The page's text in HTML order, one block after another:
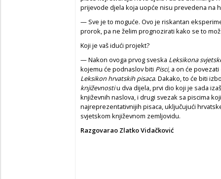
prijevode djela koja uopće nisu prevedena na
— Sve je to moguće. Ovo je riskantan
prorok, pa ne želim prognozirati kako se to
Koji je vaš idući projekt?
— Nakon ovoga prvog sveska Leksikona
kojemu će podnaslov biti Pisci, a on će
Leksikon hrvatskih pisaca. Dakako, to će biti
književnostiu dva dijela, prvi dio koji je sada
književnih naslova, i drugi svezak sa piscima
najreprezentativnijih pisaca, uključujući
svjetskom književnom zemljovidu.
Razgovarao Zlatko Vidačković